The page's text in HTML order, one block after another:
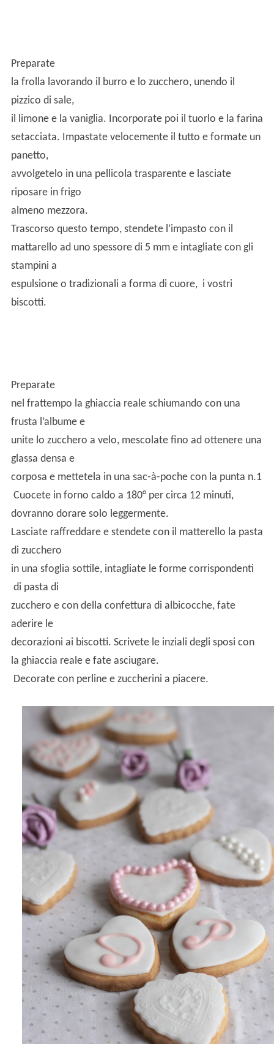
Preparate
la frolla lavorando il burro e lo zucchero, unendo il
pizzico di sale,
il limone e la vaniglia. Incorporate poi il tuorlo e la farina
setacciata. Impastate velocemente il tutto e formate un
panetto,
avvolgetelo in una pellicola trasparente e lasciate
riposare in frigo
almeno mezzora.
Trascorso questo tempo, stendete l’impasto con il
mattarello ad uno spessore di 5 mm e intagliate con gli
stampini a
espulsione o tradizionali a forma di cuore, i vostri
biscotti.
Preparate
nel frattempo la ghiaccia reale schiumando con una
frusta l’albume e
unite lo zucchero a velo, mescolate fino ad ottenere una
glassa densa e
corposa e mettetela in una sac-à-poche con la punta n.1
Cuocete in forno caldo a 180° per circa 12 minuti,
dovranno dorare solo leggermente.
Lasciate raffreddare e stendete con il matterello la pasta
di zucchero
in una sfoglia sottile, intagliate le forme corrispondenti
di pasta di
zucchero e con della confettura di albicocche, fate
aderire le
decorazioni ai biscotti. Scrivete le inziali degli sposi con
la ghiaccia reale e fate asciugare.
Decorate con perline e zuccherini a piacere.